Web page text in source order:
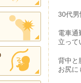
30代男
電車通
立って
背中と
お尻に